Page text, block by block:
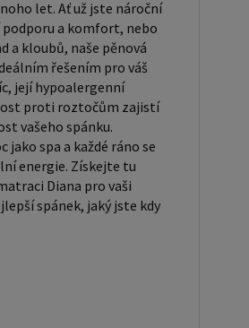
Materiál postele:
dřeva, který je známý svou
a dlouhou trvanlivostí.
mezi měkké dřeviny. Je o
masivní smrk, ale lépe se
dřevo vyniká krásnou
kresbou. Má světlou barvu,
místy přechází až do
načervenalého odstínu.
používán v nábytkářství,
Klasická
let. Ať už jste nároční
a komfort, nebo
a kloubů, naše pěnová
řešením pro váš
její hypoalergenní
proti roztočům zajistí
vašeho spánku.
jako spa a každé ráno se
energie. Získejte tu
Diana pro vaši
spánek, jaký jste kdy